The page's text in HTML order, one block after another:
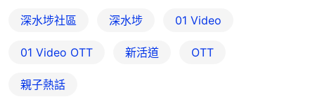
深水埗社區 深水埗 01 Video
01‌ ‌Video‌ ‌OTT 新活道 OTT
親子熱話